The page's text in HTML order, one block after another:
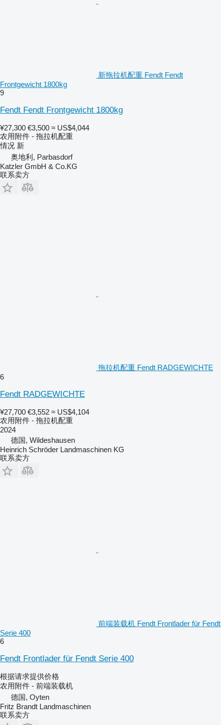
新拖拉机配重 Fendt Fendt
Frontgewicht 1800kg
9
Fendt Fendt Frontgewicht 1800kg
¥27,300 €3,500 ≈ US$4,044
农用附件 - 拖拉机配重
情况 新
奥地利, Parbasdorf
Katzler GmbH & Co.KG
联系卖方
拖拉机配重 Fendt RADGEWICHTE
6
Fendt RADGEWICHTE
¥27,700 €3,552 ≈ US$4,104
农用附件 - 拖拉机配重
2024
德国, Wildeshausen
Heinrich Schröder Landmaschinen KG
联系卖方
前端装载机 Fendt Frontlader für Fendt
Serie 400
6
Fendt Frontlader für Fendt Serie 400
根据请求提供价格
农用附件 - 前端装载机
德国, Oyten
Fritz Brandt Landmaschinen
联系卖方